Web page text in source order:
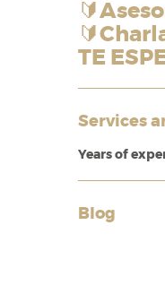
🔰
🔰
TE
Services
Years of
Blog